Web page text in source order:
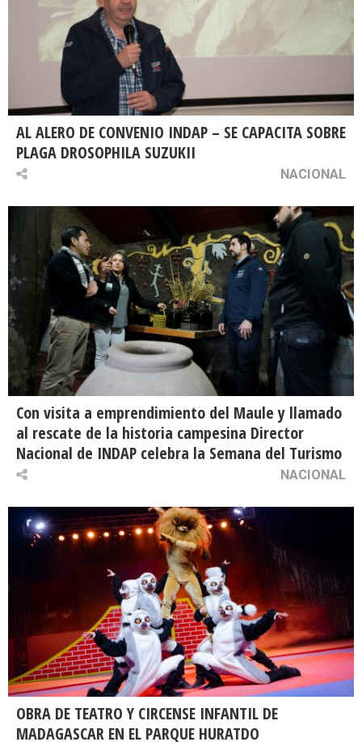
AL ALERO DE CONVENIO INDAP – SE CAPACITA SOBRE
PLAGA DROSOPHILA SUZUKII
NACIONAL
Con visita a emprendimiento del Maule y llamado
al rescate de la historia campesina Director
Nacional de INDAP celebra la Semana del Turismo
NACIONAL
OBRA DE TEATRO Y CIRCENSE INFANTIL DE
MADAGASCAR EN EL PARQUE HURATDO